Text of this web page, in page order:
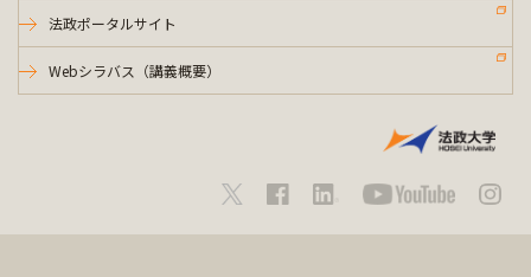
法政ポータルサイト
Webシラバス（講義概要）